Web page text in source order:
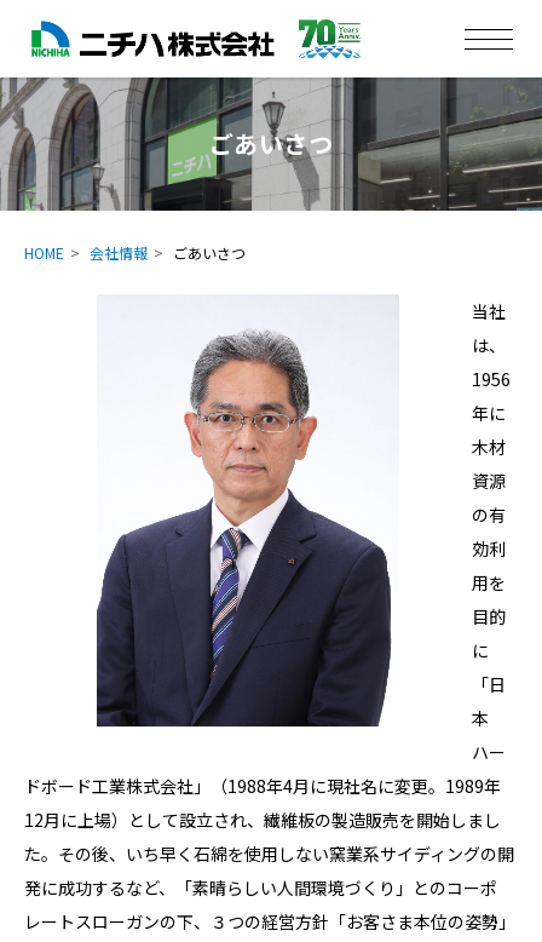
ごあいさつ
HOME 会社情報 ごあいさつ
当社
は、
1956
年に
木材
資源
の有
効利
用を
目的
に
「日
本
ハー
ドボード工業株式会社」（1988年4月に現社名に変更。1989年
12月に上場）として設立され、繊維板の製造販売を開始しまし
た。その後、いち早く石綿を使用しない窯業系サイディングの開
発に成功するなど、「素晴らしい人間環境づくり」とのコーポ
レートスローガンの下、３つの経営方針「お客さま本位の姿勢」